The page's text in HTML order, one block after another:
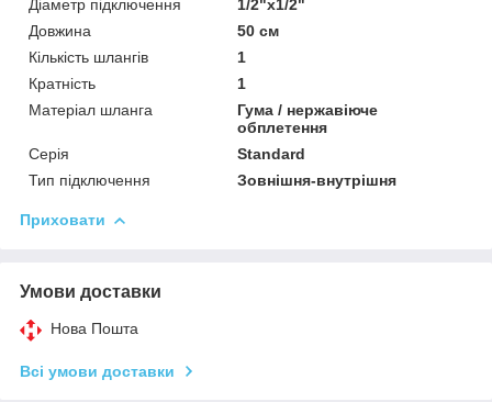
Діаметр підключення
1/2"x1/2"
Довжина
50 см
Кількість шлангів
1
Кратність
1
Матеріал шланга
Гума / нержавіюче
обплетення
Серія
Standard
Тип підключення
Зовнішня-внутрішня
Приховати
Умови доставки
Нова Пошта
Всі умови доставки